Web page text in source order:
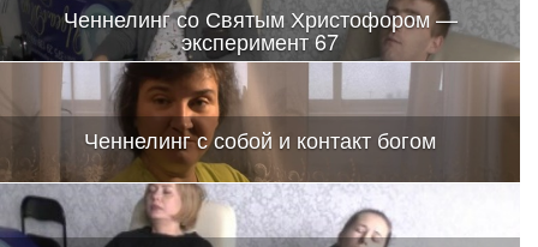
Ченнелинг со Святым Христофором —
эксперимент 67
Ченнелинг с собой и контакт богом